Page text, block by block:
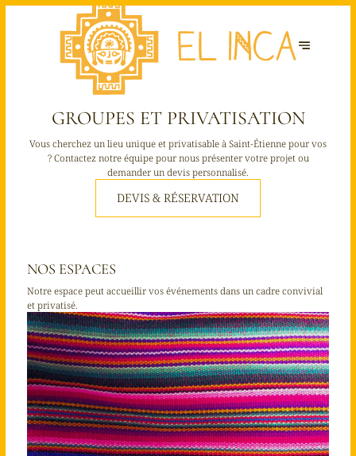
GROUPES ET PRIVATISATION
Vous cherchez un lieu unique et privatisable à Saint-Étienne pour vos
? Contactez notre équipe pour nous présenter votre projet ou
demander un devis personnalisé.
DEVIS & RÉSERVATION
NOS ESPACES
Notre espace peut accueillir vos événements dans un cadre convivial
et privatisé.